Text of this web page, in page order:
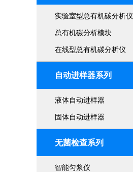
实验室型总有机碳分析仪
总有机碳分析模块
在线型总有机碳分析仪
自动进样器系列
液体自动进样器
固体自动进样器
无菌检查系列
智能匀浆仪